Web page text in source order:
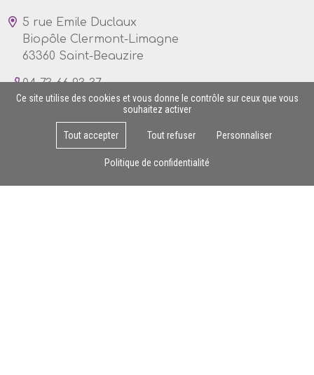
5 rue Emile Duclaux
Biopôle Clermont-Limagne
63360 Saint-Beauzire
04 73 66 93 37
Lun - Ven : 8h - 17h
Ce site utilise des cookies et vous donne le contrôle sur ceux que vous
souhaitez activer
Tout accepter Tout refuser Personnaliser
Politique de confidentialité